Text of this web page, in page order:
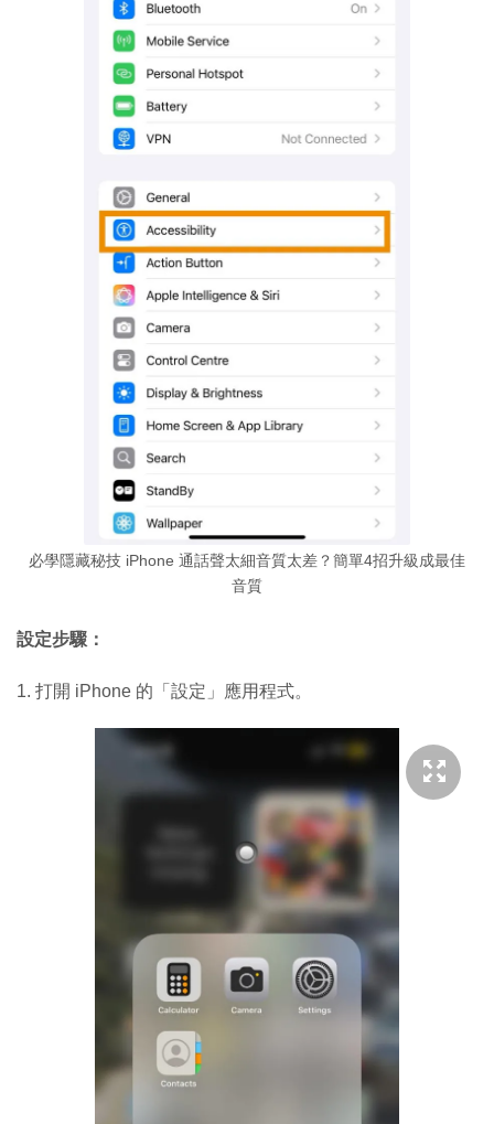
必學隱藏秘技 iPhone 通話聲太細音質太差？簡單4招升級成最佳
音質
設定步驟：
1. 打開 iPhone 的「設定」應用程式。